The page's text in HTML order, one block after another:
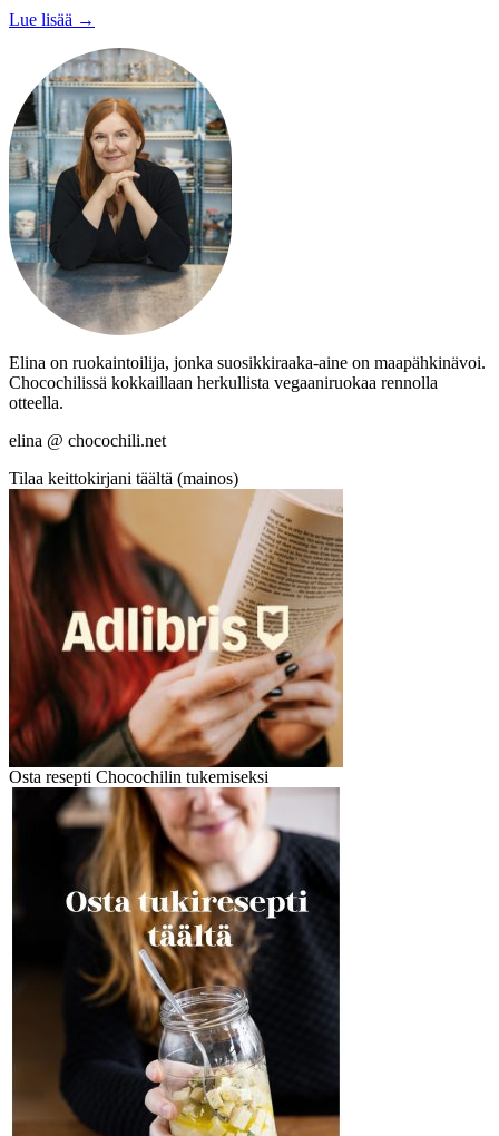
Lue lisää →
Elina on ruokaintoilija, jonka suosikkiraaka-aine on maapähkinävoi.
Chocochilissä kokkaillaan herkullista vegaaniruokaa rennolla
otteella.
elina @ chocochili.net
Tilaa keittokirjani täältä (mainos)
Osta resepti Chocochilin tukemiseksi